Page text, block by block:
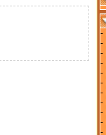
-
-
-
-
-
-
-
-
-
-
-